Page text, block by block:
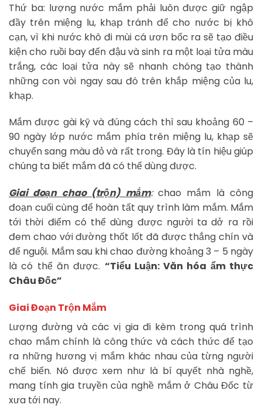
Thứ ba: lượng nước mắm phải luôn được giữ ngập
đầy trên miệng lu, khạp tránh để cho nước bị khô
cạn, vì khi nước khô đi mùi cá ươn bốc ra sẽ tạo điều
kiện cho ruồi bay đến đậu và sinh ra một loại tửa màu
trắng, các loại tửa này sẽ nhanh chóng tạo thành
những con vòi ngay sau đó trên khắp miệng của lu,
khạp.
Mắm được gài kỹ và đúng cách thì sau khoảng 60 –
90 ngày lớp nước mắm phía trên miệng lu, khạp sẽ
chuyển sang màu đỏ và rất trong. Đây là tín hiệu giúp
chúng ta biết mắm đã có thể dùng được.
Giai đoạn chao (trộn) mắm:chao mắm là công
đoạn cuối cùng để hoàn tất quy trình làm mắm. Mắm
tới thời điểm có thể dùng được người ta dở ra rồi
đem chao với đường thốt lốt đã được thắng chín và
để nguội. Mắm sau khi chao đường khoảng 3 – 5 ngày
là có thể ăn được. “Tiểu Luận: Văn hóa ẩm thực
Châu Đốc”
Giai Đoạn Trộn Mắm
Lượng đường và các vị gia đi kèm trong quá trình
chao mắm chính là công thức và cách thức để tạo
ra những hương vị mắm khác nhau của từng người
chế biến. Nó được xem như là bí quyết nhà nghề,
mang tính gia truyền của nghề mắm ở Châu Đốc từ
xưa tới nay.